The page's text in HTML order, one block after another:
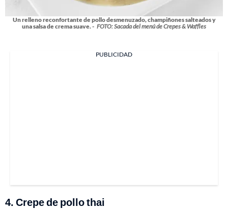
Un relleno reconfortante de pollo desmenuzado, champiñones salteados y
una salsa de crema suave. - FOTO: Sacada del menú de Crepes & Waffles
PUBLICIDAD
4. Crepe de pollo thai